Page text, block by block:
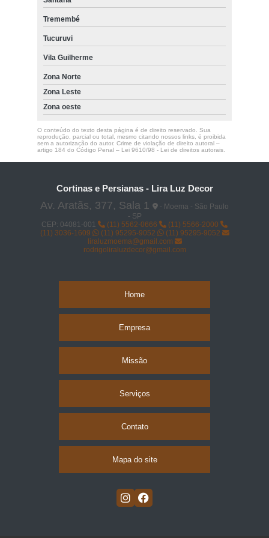
piso vinílico eucafloor Água Branca
Tremembé
Tucuruvi
Vila Guilherme
Zona Norte
Zona Leste
Zona oeste
O conteúdo do texto desta página é de direito reservado. Sua
reprodução, parcial ou total, mesmo citando nossos links, é proibida
sem a autorização do autor. Crime de violação de direito autoral –
artigo 184 do Código Penal – Lei 9610/98 - Lei de direitos autorais.
Cortinas e Persianas - Lira Luz Decor
Av. Aratãs, 377, Sala 1
- Moema - São Paulo
- SP
CEP: 04081-001
(11) 5562-0666
(11) 5566-2000
(11) 3036-1609
(11) 95295-9052
(11) 95295-9052
liraluzmoema@gmail.com
rodrigoliraluzdecor@gmail.com
Home
Empresa
Missão
Serviços
Contato
Mapa do site